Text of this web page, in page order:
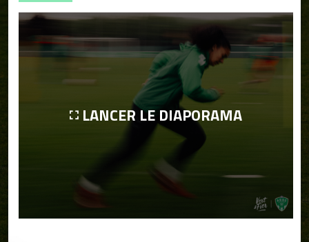
LANCER LE DIAPORAMA